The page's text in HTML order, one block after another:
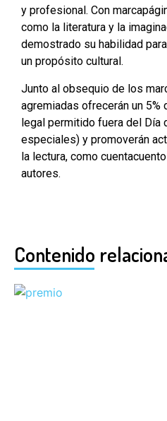
y profesional. Con
como la literatura y la
demostrado su habilidad
un propósito cultural.
Junto al obsequio de los
agremiadas ofrecerán un
legal permitido fuera del Día
especiales) y promoverán
la lectura, como
autores.
Contenido